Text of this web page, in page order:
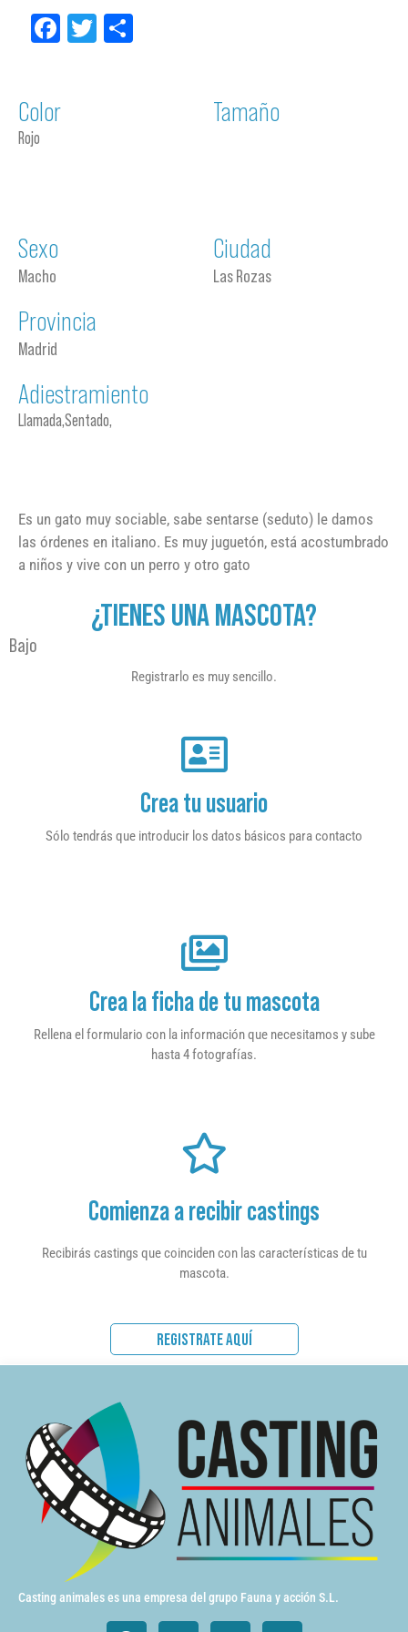
Facebook
Twitter
Color
Rojo
Tamaño
Sexo
Macho
Ciudad
Las Rozas
Provincia
Madrid
Adiestramiento
Llamada,Sentado,
Es un gato muy sociable, sabe sentarse (seduto) le damos
las órdenes en italiano. Es muy juguetón, está acostumbrado
a niños y vive con un perro y otro gato
¿TIENES UNA MASCOTA?
Bajo
Registrarlo es muy sencillo.
Crea tu usuario
Sólo tendrás que introducir los datos básicos para contacto
Crea la ficha de tu mascota
Rellena el formulario con la información que necesitamos y sube
hasta 4 fotografías.
Comienza a recibir castings
Recibirás castings que coinciden con las características de tu
mascota.
REGISTRATE AQUÍ
Casting animales es una empresa del grupo Fauna y acción S.L.